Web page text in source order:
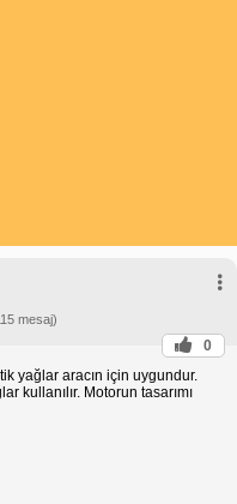
mesaj)
0
yağlar aracın için uygundur.
kullanılır. Motorun tasarımı